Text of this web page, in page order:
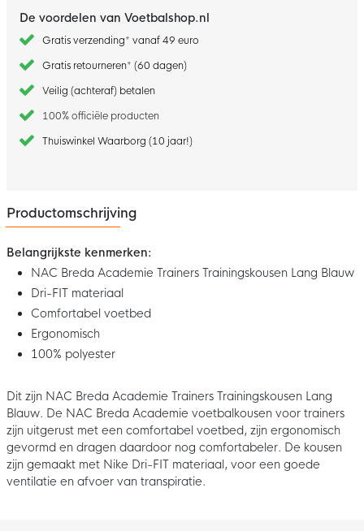
De voordelen van Voetbalshop.nl
Gratis verzending* vanaf 49 euro
Gratis retourneren* (60 dagen)
Veilig (achteraf) betalen
100% officiële producten
Thuiswinkel Waarborg (10 jaar!)
Productomschrijving
Belangrijkste kenmerken:
NAC Breda Academie Trainers Trainingskousen Lang Blauw
Dri-FIT materiaal
Comfortabel voetbed
Ergonomisch
100% polyester
Dit zijn NAC Breda Academie Trainers Trainingskousen Lang
Blauw. De NAC Breda Academie voetbalkousen voor trainers
zijn uitgerust met een comfortabel voetbed, zijn ergonomisch
gevormd en dragen daardoor nog comfortabeler. De kousen
zijn gemaakt met Nike Dri-FIT materiaal, voor een goede
ventilatie en afvoer van transpiratie.